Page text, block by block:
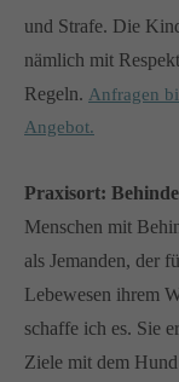
und Strafe. Die
nämlich mit
Regeln. Anfragen
Angebot.
Praxisort:
Menschen mit
als Jemanden, der
Lebewesen ihrem
schaffe ich es. Sie
Ziele mit dem